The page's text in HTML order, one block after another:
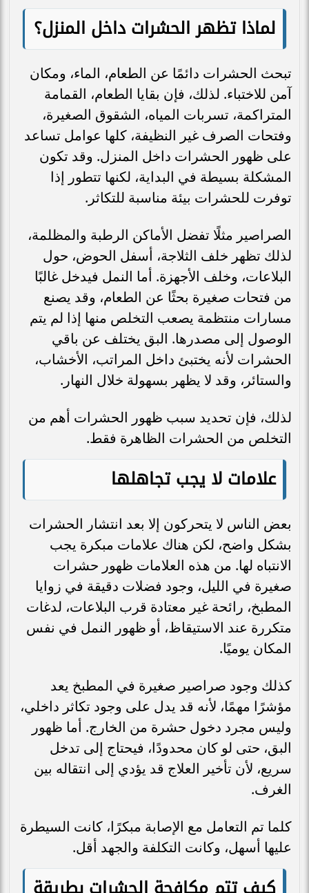
لماذا تظهر الحشرات داخل المنزل؟
تبحث الحشرات دائمًا عن الطعام، الماء، ومكان
آمن للاختباء. لذلك، فإن بقايا الطعام، القمامة
المتراكمة، تسربات المياه، الشقوق الصغيرة،
وفتحات الصرف غير النظيفة، كلها عوامل تساعد
على ظهور الحشرات داخل المنزل. وقد تكون
المشكلة بسيطة في البداية، لكنها تتطور إذا
توفرت للحشرات بيئة مناسبة للتكاثر.
الصراصير مثلًا تفضل الأماكن الرطبة والمظلمة،
لذلك تظهر خلف الثلاجة، أسفل الحوض، حول
البلاعات، وخلف الأجهزة. أما النمل فيدخل غالبًا
من فتحات صغيرة بحثًا عن الطعام، وقد يصنع
مسارات منتظمة يصعب التخلص منها إذا لم يتم
الوصول إلى مصدرها. البق يختلف عن باقي
الحشرات لأنه يختبئ داخل المراتب، الأخشاب،
والستائر، وقد لا يظهر بسهولة خلال النهار.
لذلك، فإن تحديد سبب ظهور الحشرات أهم من
التخلص من الحشرات الظاهرة فقط.
علامات لا يجب تجاهلها
بعض الناس لا يتحركون إلا بعد انتشار الحشرات
بشكل واضح، لكن هناك علامات مبكرة يجب
الانتباه لها. من هذه العلامات ظهور حشرات
صغيرة في الليل، وجود فضلات دقيقة في زوايا
المطبخ، رائحة غير معتادة قرب البلاعات، لدغات
متكررة عند الاستيقاظ، أو ظهور النمل في نفس
المكان يوميًا.
كذلك وجود صراصير صغيرة في المطبخ يعد
مؤشرًا مهمًا، لأنه قد يدل على وجود تكاثر داخلي،
وليس مجرد دخول حشرة من الخارج. أما ظهور
البق، حتى لو كان محدودًا، فيحتاج إلى تدخل
سريع، لأن تأخير العلاج قد يؤدي إلى انتقاله بين
الغرف.
كلما تم التعامل مع الإصابة مبكرًا، كانت السيطرة
عليها أسهل، وكانت التكلفة والجهد أقل.